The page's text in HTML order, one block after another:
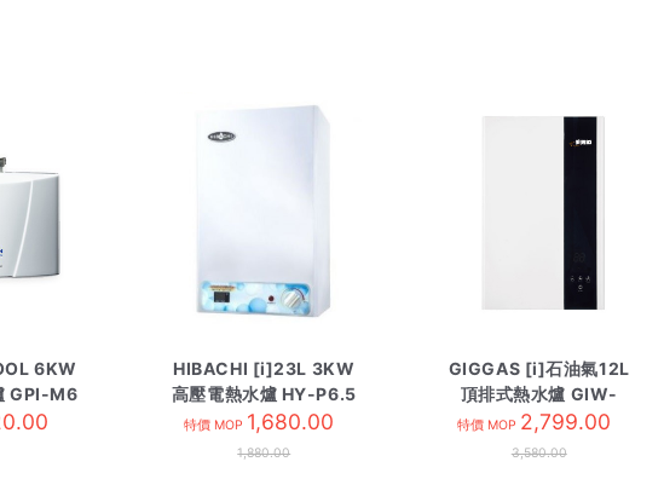
6KW
GPI-M6
HIBACHI [i]23L 3KW
高壓電熱水爐 HY-P6.5
方型
特價 MOP 1,680.00
1,880.00
GIGGAS [i]石油氣12L
頂排式熱水爐 GIW-
12UPN3
特價 MOP 2,799.00
3,580.00